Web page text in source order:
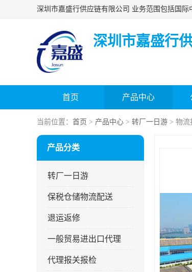
深圳市嘉盛行
首页 产品中心
当前位置： 首页 > 产品中心 > 转厂一日游 > 物流
产品分类
转厂一日游
保税仓储物流配送
退运返修
一般贸易进出口代理
代理报关报检